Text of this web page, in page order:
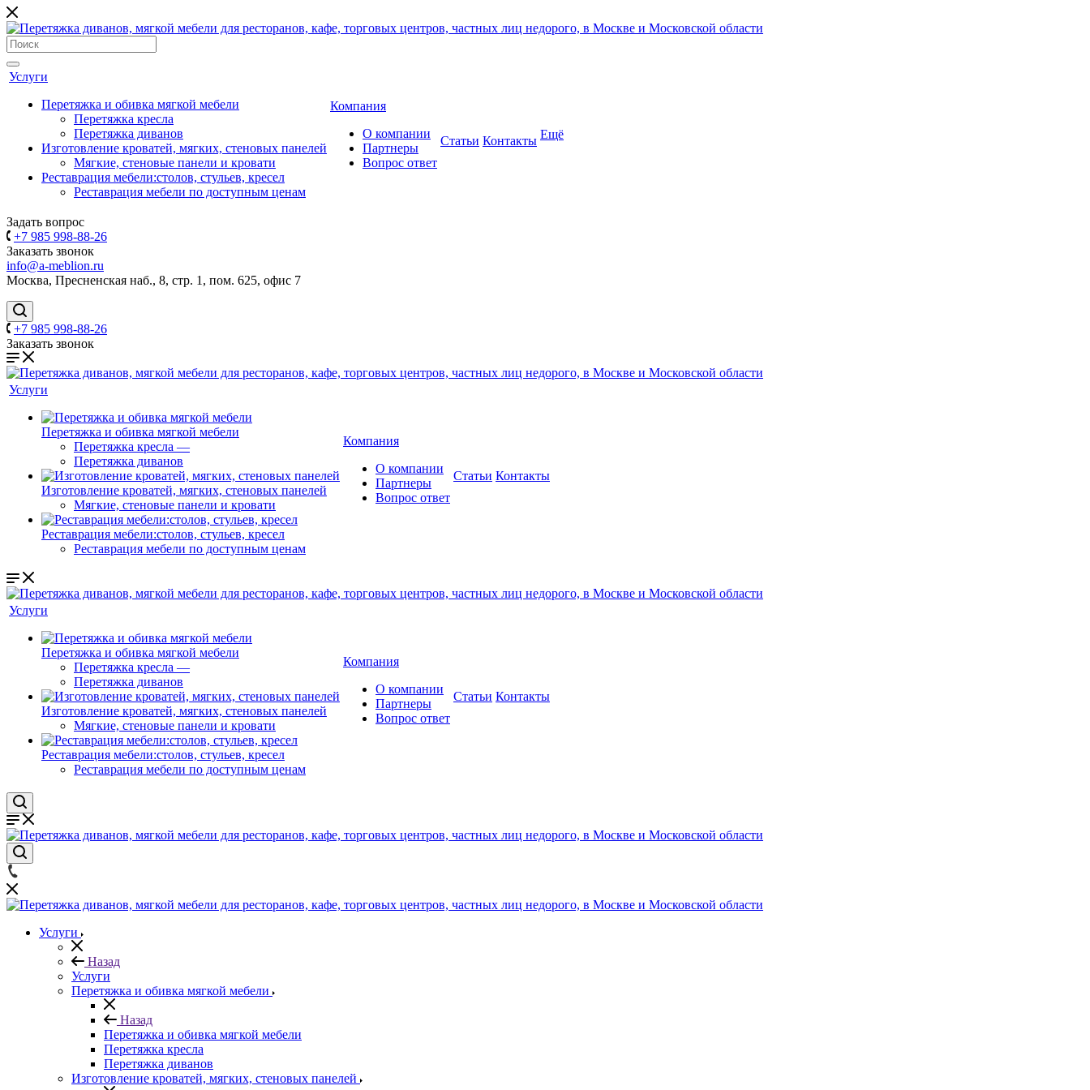
Услуги
Перетяжка и обивка мягкой мебели
Перетяжка кресла
Перетяжка диванов
Изготовление кроватей, мягких, стеновых панелей
Мягкие, стеновые панели и кровати
Реставрация мебели:столов, стульев, кресел
Реставрация мебели по доступным ценам
Компания
О компании
Партнеры
Вопрос ответ
Cтатьи Контакты Ещё
Задать вопрос
+7 985 998-88-26
Заказать звонок
info@a-meblion.ru
Москва, Пресненская наб., 8, стр. 1, пом. 625, офис 7
+7 985 998-88-26
Заказать звонок
Услуги
Перетяжка и обивка мягкой мебели
Перетяжка кресла —
Перетяжка диванов
Изготовление кроватей, мягких, стеновых панелей
Мягкие, стеновые панели и кровати
Реставрация мебели:столов, стульев, кресел
Реставрация мебели по доступным ценам
Компания
О компании
Партнеры
Вопрос ответ
Cтатьи Контакты
Услуги
Перетяжка и обивка мягкой мебели
Перетяжка кресла —
Перетяжка диванов
Изготовление кроватей, мягких, стеновых панелей
Мягкие, стеновые панели и кровати
Реставрация мебели:столов, стульев, кресел
Реставрация мебели по доступным ценам
Компания
О компании
Партнеры
Вопрос ответ
Cтатьи Контакты
Услуги
Назад
Услуги
Перетяжка и обивка мягкой мебели
Назад
Перетяжка и обивка мягкой мебели
Перетяжка кресла
Перетяжка диванов
Изготовление кроватей, мягких, стеновых панелей